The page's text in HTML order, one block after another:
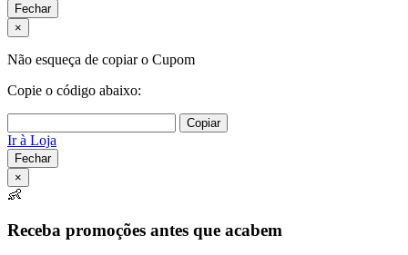
Fechar
×
Não esqueça de copiar o Cupom
Copie o código abaixo:
Copiar
Ir à Loja
Fechar
×
👶
Receba promoções antes que acabem